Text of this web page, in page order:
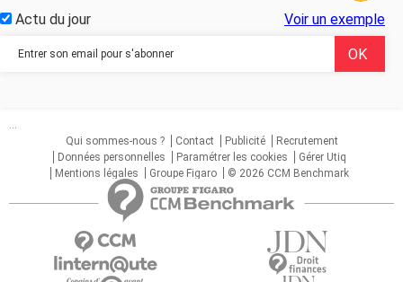
Actu du jour Voir un exemple
...
Qui sommes-nous ?
Contact Publicité
Recrutement
Données personnelles
Paramétrer les cookies
Gérer Utiq
Mentions légales
Groupe Figaro © 2026 CCM Benchmark